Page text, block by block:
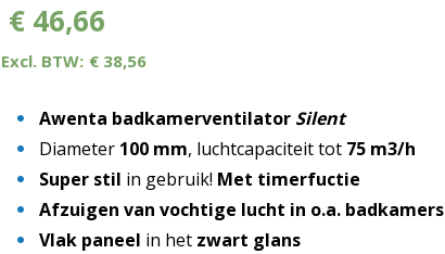
was:
€ 51,84.
is:
€ 51,84.
€ 46,66
€ 38,56
Awenta badkamerventilator Silent
Diameter 100 mm, luchtcapaciteit tot 75 m3/h
Super stil in gebruik! Met timerfuctie
Afzuigen van vochtige lucht in o.a. badkamers
Vlak paneel in het zwart glans